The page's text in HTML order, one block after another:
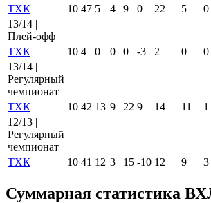
ТХК
10 47 5 4 9 0 22 5 0
13/14 |
Плей-офф
ТХК
10 4 0 0 0 -3 2 0 0
13/14 |
Регулярный
чемпионат
ТХК
10 42 13 9 22 9 14 11 1
12/13 |
Регулярный
чемпионат
ТХК
10 41 12 3 15 -10 12 9 3
Суммарная статистика